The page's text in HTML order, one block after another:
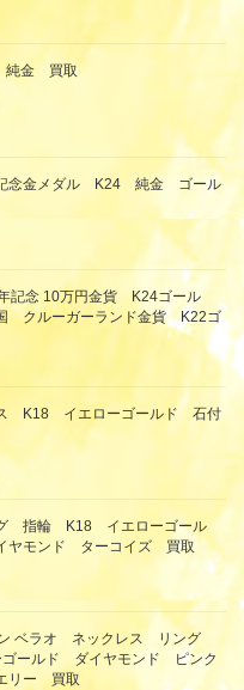
金 買取
念金メダル K24 純金 ゴール
記念 10万円金貨 K24ゴール
クルーガーランド金貨 K22ゴ
K18 イエローゴールド 石付
指輪 K18 イエローゴール
モンド ターコイズ 買取
ベラオ ネックレス リング
ールド ダイヤモンド ピンク
リー 買取